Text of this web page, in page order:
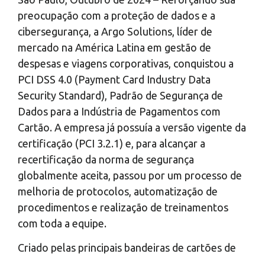
preocupação com a proteção de dados e a
cibersegurança, a Argo Solutions, líder de
mercado na América Latina em gestão de
despesas e viagens corporativas, conquistou a
PCI DSS 4.0 (Payment Card Industry Data
Security Standard), Padrão de Segurança de
Dados para a Indústria de Pagamentos com
Cartão. A empresa já possuía a versão vigente da
certificação (PCI 3.2.1) e, para alcançar a
recertificação da norma de segurança
globalmente aceita, passou por um processo de
melhoria de protocolos, automatização de
procedimentos e realização de treinamentos
com toda a equipe.
Criado pelas principais bandeiras de cartões de